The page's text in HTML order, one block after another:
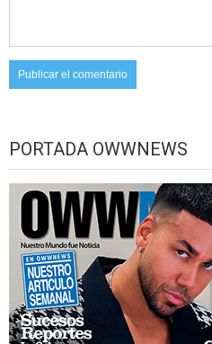
PORTADA OWWNEWS